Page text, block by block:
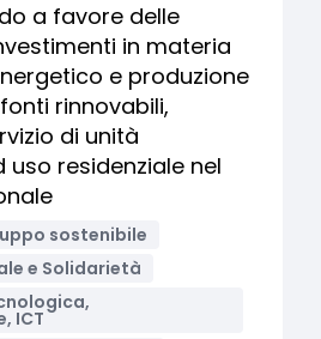
a favore delle
in materia
e produzione
rinnovabili,
di unità
residenziale nel
sostenibile
e Solidarietà
ICT